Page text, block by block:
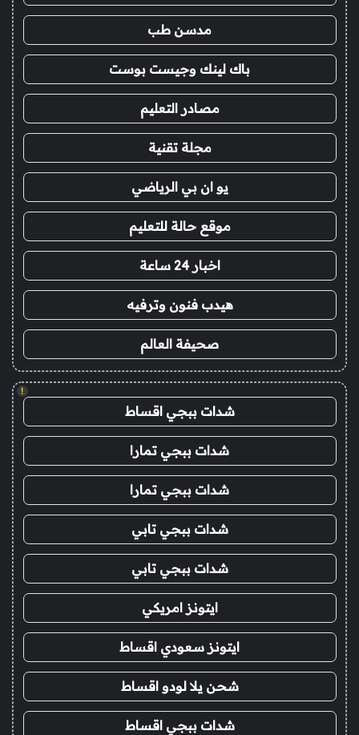
مدسن طب
باك لينك وجيست بوست
مصادر التعليم
مجلة تقنية
يو ان بي الرياضي
موقع حالة للتعليم
اخبار 24 ساعة
هيدب فنون وترفيه
صحيفة العالم
!
شدات ببجي اقساط
شدات ببجي تمارا
شدات ببجي تمارا
شدات ببجي تابي
شدات ببجي تابي
ايتونز امريكي
ايتونز سعودي اقساط
شحن يلا لودو اقساط
شدات ببجي اقساط